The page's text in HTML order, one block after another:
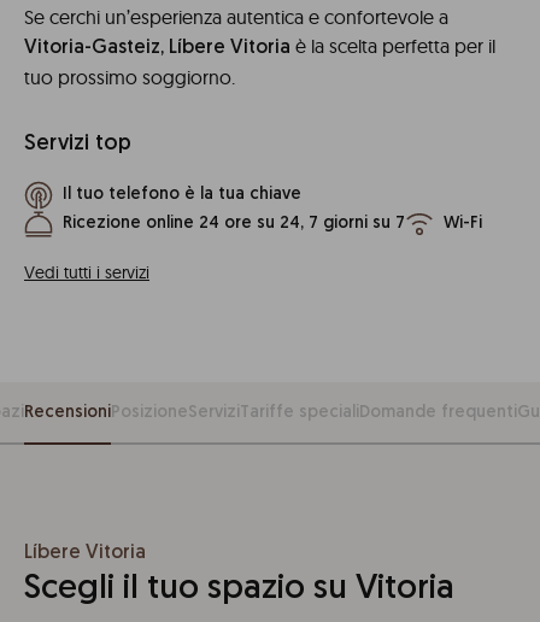
Se cerchi un’esperienza autentica e confortevole a
Vitoria-Gasteiz, Líbere Vitoria è la scelta perfetta per il
tuo prossimo soggiorno.
Servizi top
Il tuo telefono è la tua chiave
Ricezione online 24 ore su 24, 7 giorni su 7
Wi-Fi
Vedi tutti i servizi
RecensioniPosizioneServizi Tariffe specialiDomande frequenti
Líbere Vitoria
Scegli il tuo spazio su Vitoria